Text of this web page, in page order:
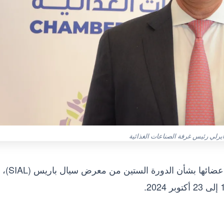
رئيس غرفة الصناعات الغذائية
خاطبت غرفة الصناعات الغذائية باتحاد الصناعات أعضائها بشأن الدورة الستين من معرض سيال باريس (SIAL)،